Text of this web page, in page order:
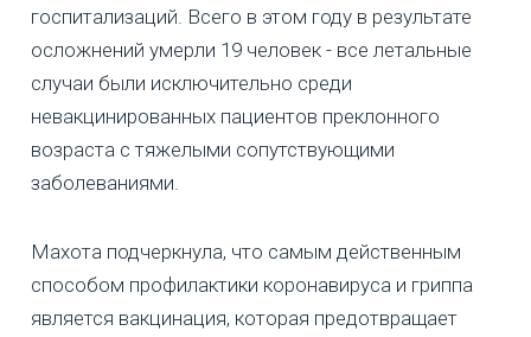
госпитализаций. Всего в этом году в результате
осложнений умерли 19 человек - все летальные
случаи были исключительно среди
невакцинированных пациентов преклонного
возраста с тяжелыми сопутствующими
заболеваниями.
Махота подчеркнула, что самым действенным
способом профилактики коронавируса и гриппа
является вакцинация, которая предотвращает